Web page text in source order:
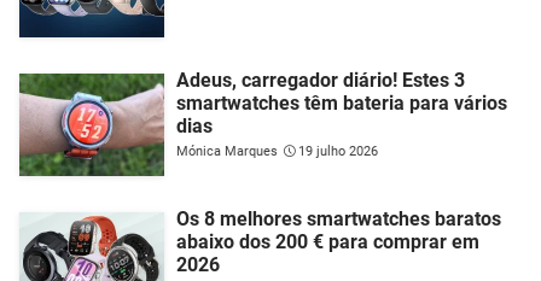
Adeus, carregador diário! Estes 3
smartwatches têm bateria para vários
dias
Mónica Marques 19 julho 2026
Os 8 melhores smartwatches baratos
abaixo dos 200 € para comprar em
2026